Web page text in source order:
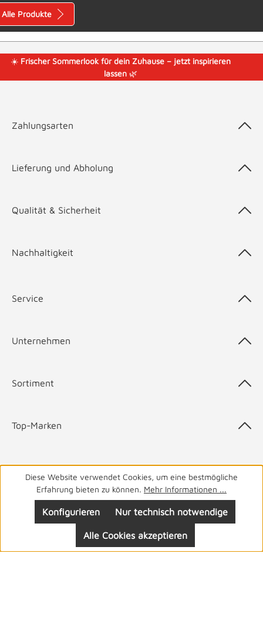
Alle Produkte
☀️ Frischer Sommerlook für dein Zuhause – jetzt inspirieren
lassen🌿
Zahlungsarten
Lieferung und Abholung
Qualität & Sicherheit
Nachhaltigkeit
Service
Unternehmen
Sortiment
Top-Marken
Haben Sie Fragen? Wir helfen Ihnen gerne. 05141 9940
von 8-19 Uhr
Diese Website verwendet Cookies, um eine bestmögliche
Erfahrung bieten zu können. Mehr Informationen ...
Nur technisch notwendige
Konfigurieren
Alle Cookies akzeptieren